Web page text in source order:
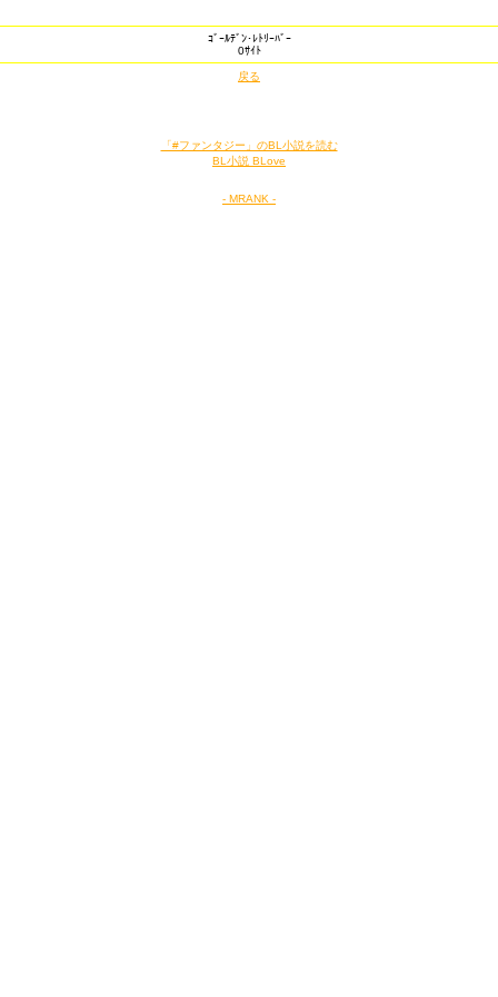
ｺﾞｰﾙﾃﾞﾝ･ﾚﾄﾘｰﾊﾞｰ
0ｻｲﾄ
戻る
「#ファンタジー」のBL小説を読む
BL小説 BLove
- MRANK -